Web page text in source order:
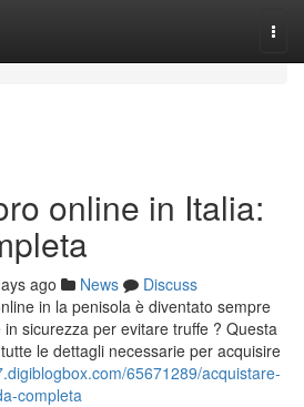
online in Italia:
ago News
Discuss
in la penisola è diventato sempre
sicurezza per evitare truffe ? Questa
le dettagli necessarie per acquisire
65671289/acquistare-
completa